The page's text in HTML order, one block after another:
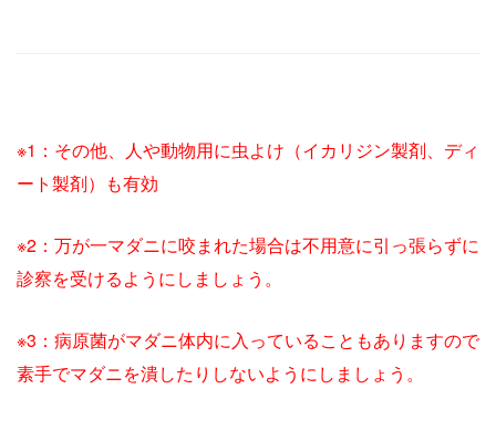
※1：その他、人や動物用に虫よけ（イカリジン製剤、ディ
ート製剤）も有効
※2：万が一マダニに咬まれた場合は不用意に引っ張らずに
診察を受けるようにしましょう。
※3：病原菌がマダニ体内に入っていることもありますので
素手でマダニを潰したりしないようにしましょう。